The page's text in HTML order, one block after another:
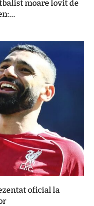
moare lovit de
oficial la